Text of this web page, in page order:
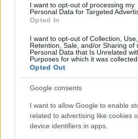
I want to opt-out of processing my
Personal Data for Targeted
Opted In
I want to opt-out of Collection, Use,
Retention, Sale, and/or Sharing of
Personal Data that Is Unrelated
Purposes for which it was collected.
Opted Out
Google consents
I want to allow Google to enable
related to advertising like cookies
device identifiers in apps.
Meccs Center